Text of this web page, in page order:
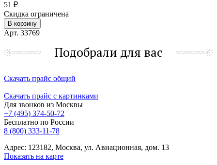
51 ₽
Скидка ограничена
В корзину
Арт. 33769
Подобрали для вас
Скачать прайс общий
Скачать прайс с картинками
Для звонков из Москвы
+7 (495) 374-50-72
Бесплатно по России
8 (800) 333-11-78
Адрес: 123182, Москва, ул. Авиационная, дом. 13
Показать на карте